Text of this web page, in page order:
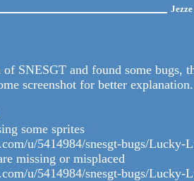
Jezze
of SNESGT and found some bugs,
screenshot for better explanation.
some sprites
u/5414984/snesgt-bugs/Lucky-
missing or misplaced
u/5414984/snesgt-bugs/Lucky-